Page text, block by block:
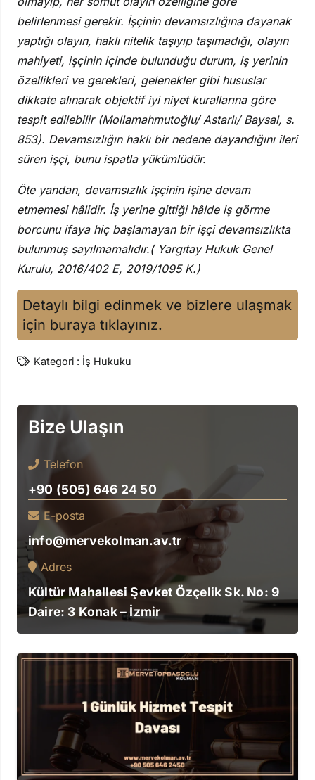
belirlenmesi gerekir. İşçinin devamsızlığına dayanak
yaptığı olayın, haklı nitelik taşıyıp taşımadığı, olayın
mahiyeti, işçinin içinde bulunduğu durum, iş yerinin
özellikleri ve gerekleri, gelenekler gibi hususlar
dikkate alınarak objektif iyi niyet kurallarına göre
tespit edilebilir (Mollamahmutoğlu/ Astarlı/ Baysal, s.
853). Devamsızlığın haklı bir nedene dayandığını ileri
süren işçi, bunu ispatla yükümlüdür.
Öte yandan, devamsızlık işçinin işine devam
etmemesi hâlidir. İş yerine gittiği hâlde iş görme
borcunu ifaya hiç başlamayan bir işçi devamsızlıkta
bulunmuş sayılmamalıdır.( Yargıtay Hukuk Genel
Kurulu, 2016/402 E, 2019/1095 K.)
Detaylı bilgi edinmek ve bizlere ulaşmak
için buraya tıklayınız.
Kategori : İş Hukuku
Bize Ulaşın
Telefon
+90 (505) 646 24 50
E-posta
info@mervekolman.av.tr
Adres
Kültür Mahallesi Şevket Özçelik Sk. No: 9
Daire: 3 Konak – İzmir